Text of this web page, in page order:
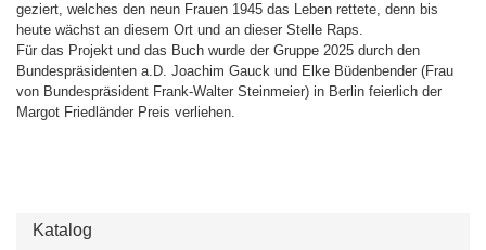
geziert, welches den neun Frauen 1945 das Leben rettete, denn bis
heute wächst an diesem Ort und an dieser Stelle Raps.
Für das Projekt und das Buch wurde der Gruppe 2025 durch den
Bundespräsidenten a.D. Joachim Gauck und Elke Büdenbender (Frau
von Bundespräsident Frank-Walter Steinmeier) in Berlin feierlich der
Margot Friedländer Preis verliehen.
Katalog